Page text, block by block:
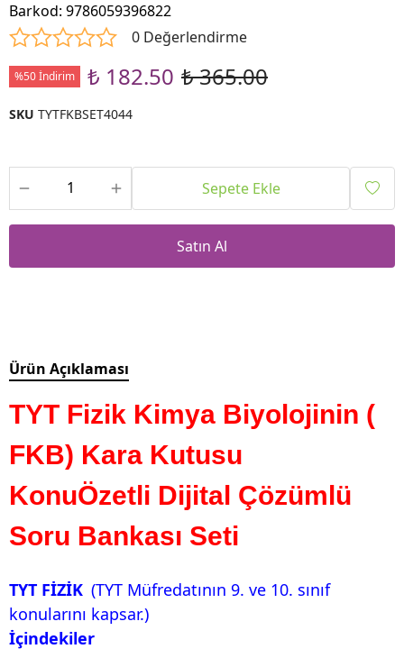
Barkod: 9786059396822
0 Değerlendirme
%50 İndirim ₺ 182.50 ₺ 365.00
SKU TYTFKBSET4044
Sepete Ekle
Satın Al
Ürün Açıklaması
TYT Fizik Kimya Biyolojinin (
FKB) Kara Kutusu
KonuÖzetli Dijital Çözümlü
Soru Bankası Seti
TYT FİZİK (TYT Müfredatının 9. ve 10. sınıf
konularını kapsar.)
İçindekiler